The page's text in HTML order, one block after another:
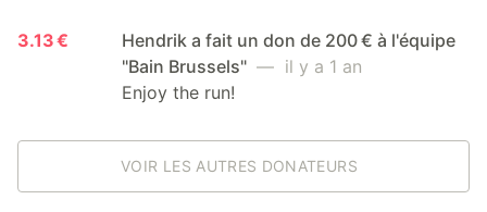
3.13 €
Hendrik a fait un don de 200 € à l'équipe
"Bain Brussels" — il y a 1 an
Enjoy the run!
VOIR LES AUTRES DONATEURS